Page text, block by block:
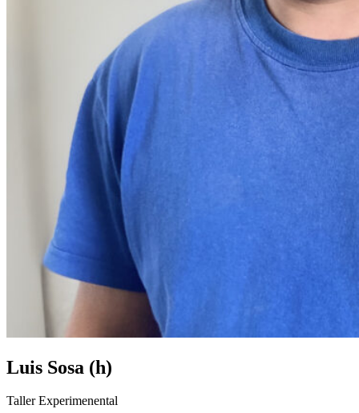
Luis Sosa (h)
Taller Experimenental